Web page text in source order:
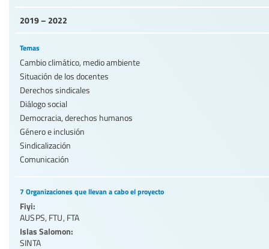
2019 – 2022
Temas
Cambio climático, medio ambiente
Situación de los docentes
Derechos sindicales
Diálogo social
Democracia, derechos humanos
Género e inclusión
Sindicalización
Comunicación
7 Organizaciones que llevan a cabo el proyecto
Fiyi:
AUSPS, FTU, FTA
Islas Salomon:
SINTA